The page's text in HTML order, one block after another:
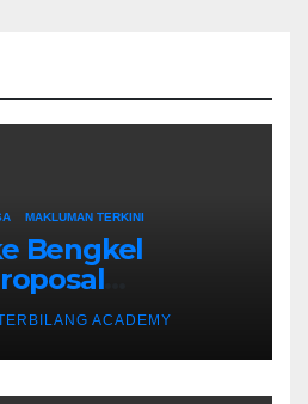
MAKLUMAN TERKINI
Bengkel
Kemasukan
Doktor
ACADEMY